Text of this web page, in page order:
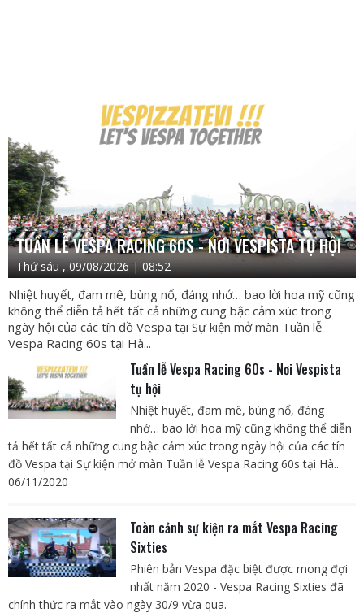
TUẦN LỄ VESPA RACING 60S - NƠI VESPISTA TỤ HỘI
Thứ sáu , 09/08/2026 | 08:52
Nhiệt huyết, đam mê, bùng nổ, đáng nhớ… bao lời hoa mỹ cũng
không thể diễn tả hết tất cả những cung bậc cảm xúc trong
ngày hội của các tín đồ Vespa tại Sự kiện mở màn Tuần lễ
Vespa Racing 60s tại Hà...
Tuần lễ Vespa Racing 60s - Nơi Vespista
tụ hội
Nhiệt huyết, đam mê, bùng nổ, đáng
nhớ… bao lời hoa mỹ cũng không thể diễn
tả hết tất cả những cung bậc cảm xúc trong ngày hội của các tín
đồ Vespa tại Sự kiện mở màn Tuần lễ Vespa Racing 60s tại Hà...
06/11/2020
Toàn cảnh sự kiện ra mắt Vespa Racing
Sixties
Phiên bản Vespa đặc biệt được mong đợi
nhất năm 2020 - Vespa Racing Sixties đã
chính thức ra mắt vào ngày 30/9 vừa qua.